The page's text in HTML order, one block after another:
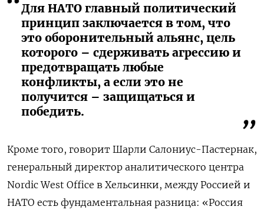
Для НАТО главный политический
принцип заключается в том, что
это оборонительный альянс, цель
которого – сдерживать агрессию и
предотвращать любые
конфликты, а если это не
получится – защищаться и
победить.
Кроме того, говорит Шарли Салониус-Пастернак,
генеральный директор аналитического центра
Nordic West Office в Хельсинки, между Россией и
НАТО есть фундаментальная разница: «Россия